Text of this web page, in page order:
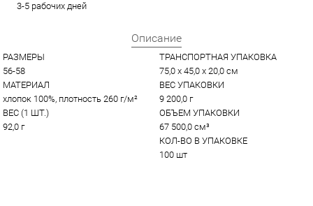
3-5 рабочих дней
Описание
РАЗМЕРЫ
56-58
МАТЕРИАЛ
хлопок 100%, плотность 260 г/м²
ВЕС (1 ШТ.)
92,0 г
ТРАНСПОРТНАЯ УПАКОВКА
75,0 x 45,0 x 20,0 см
ВЕС УПАКОВКИ
9 200,0 г
ОБЪЕМ УПАКОВКИ
67 500,0 см³
КОЛ-ВО В УПАКОВКЕ
100 шт